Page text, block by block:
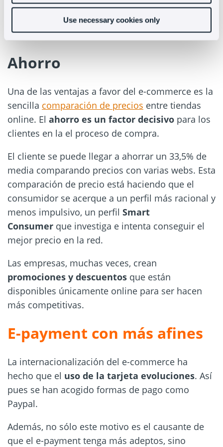
Use necessary cookies only
Poco a poco irán predominando los envíos en el
mismo día de pedido ya que, de 2015 al 2017, se
han multiplicado por cuatro estos servicios.
Ahorro
Una de las ventajas a favor del e-commerce es la
sencilla comparación de precios entre tiendas
online. El ahorro es un factor decisivo para los
clientes en la el proceso de compra.
El cliente se puede llegar a ahorrar un 33,5% de
media comparando precios con varias webs. Esta
comparación de precio está haciendo que el
consumidor se acerque a un perfil más racional y
menos impulsivo, un perfil Smart
Consumer que investiga e intenta conseguir el
mejor precio en la red.
Las empresas, muchas veces, crean
promociones y descuentos que están
disponibles únicamente online para ser hacen
más competitivas.
E-payment con más afines
La internacionalización del e-commerce ha
hecho que el uso de la tarjeta evoluciones. Así
pues se han acogido formas de pago como
Paypal.
Además, no sólo este motivo es el causante de
que el e-payment tenga más adeptos, sino